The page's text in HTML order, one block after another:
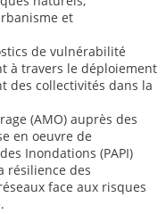
et
de vulnérabilité
à travers le déploiement
des collectivités dans la
(AMO) auprès des
en oeuvre de
Inondations (PAPI)
résilience des
face aux risques